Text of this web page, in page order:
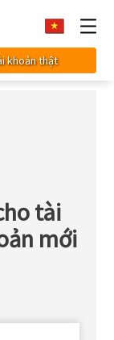
khoản thật
tài
mới